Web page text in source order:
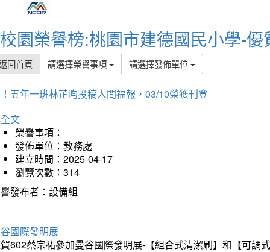
校園榮譽榜:桃園市建德國民小學-優
回首頁 請選擇榮譽事項 請選擇發佈單位
五年一班林芷昀投稿人間福報，03/10榮獲刊登
文
榮譽事項：
發佈單位：教務處
建立時間：2025-04-17
瀏覽次數：314
發布者：設備組
國際發明展
602蔡宗祐參加曼谷國際發明展-【組合式清潔刷】和【可調